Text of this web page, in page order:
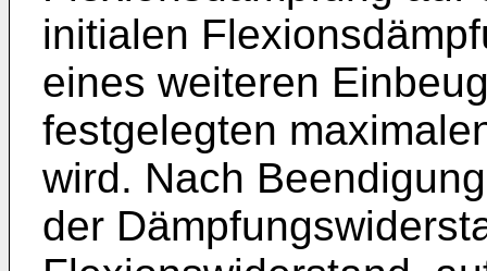
initialen
eines weiteren
festgelegten
wird. Nach
der